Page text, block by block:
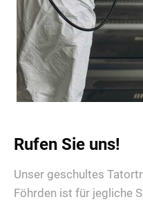
Rufen Sie uns!
Unser geschultes
Föhrden ist für jegliche